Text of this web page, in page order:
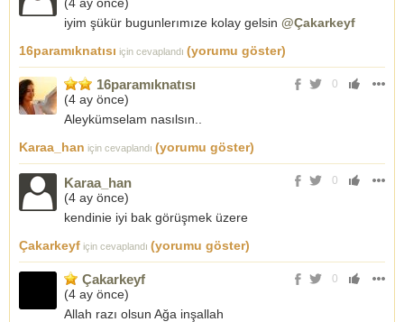
iyim şükür bugunlerımıze kolay gelsin @Çakarkeyf
16paramıknatısı için cevaplandı (yorumu göster)
0
16paramıknatısı
(4 ay önce)
Aleykümselam nasılsın..
Karaa_han için cevaplandı (yorumu göster)
0
Karaa_han
(4 ay önce)
kendinie iyi bak görüşmek üzere
Çakarkeyf için cevaplandı (yorumu göster)
0
Çakarkeyf
(4 ay önce)
Allah razı olsun Ağa inşallah